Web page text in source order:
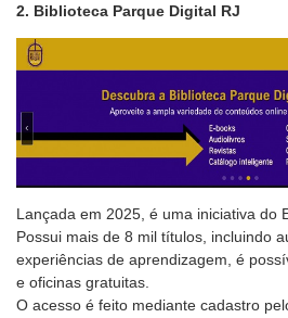
2. Biblioteca Parque Digital RJ
Lançada em 2025, é uma iniciativa do
Possui mais de 8 mil títulos, incluindo
experiências de aprendizagem, é
e oficinas gratuitas.
O acesso é feito mediante cadastro